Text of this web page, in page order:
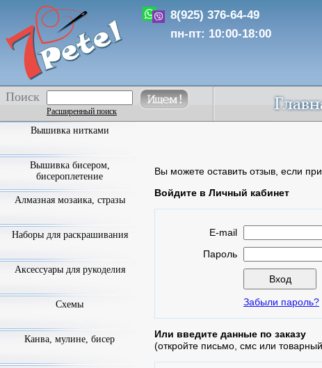
8(925) 376-64-49
пн-пт: 10:00-18:00
Поиск
Расширенный поиск
Вы можете оставить отзыв, если
Войдите в Личный кабинет
E-mail
Пароль
Забыли пароль?
Или введите данные по заказу
(откройте письмо, смс или
Вышивка нитками
Вышивка бисером,
бисероплетение
Алмазная мозаика, стразы
Наборы для раскрашивания
Аксессуары для рукоделия
Схемы
Канва, мулине, бисер